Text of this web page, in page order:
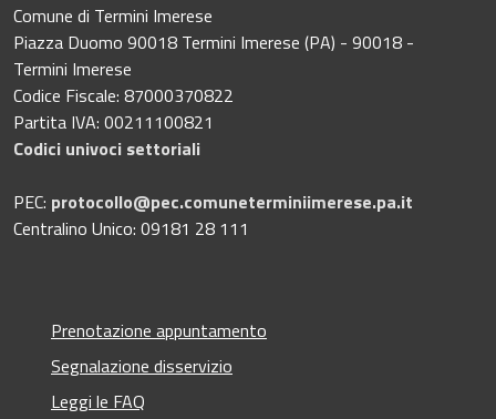
Comune di Termini Imerese
Piazza Duomo 90018 Termini Imerese (PA) - 90018 -
Termini Imerese
Codice Fiscale: 87000370822
Partita IVA: 00211100821
Codici univoci settoriali
PEC: protocollo@pec.comuneterminiimerese.pa.it
Centralino Unico: 09181 28 111
Prenotazione appuntamento
Segnalazione disservizio
Leggi le FAQ